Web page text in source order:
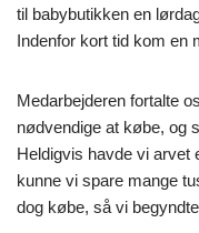
til babybutikken en
Indenfor kort tid kom en
Medarbejderen fortalte
nødvendige at købe, og
Heldigvis havde vi arvet
kunne vi spare mange
dog købe, så vi